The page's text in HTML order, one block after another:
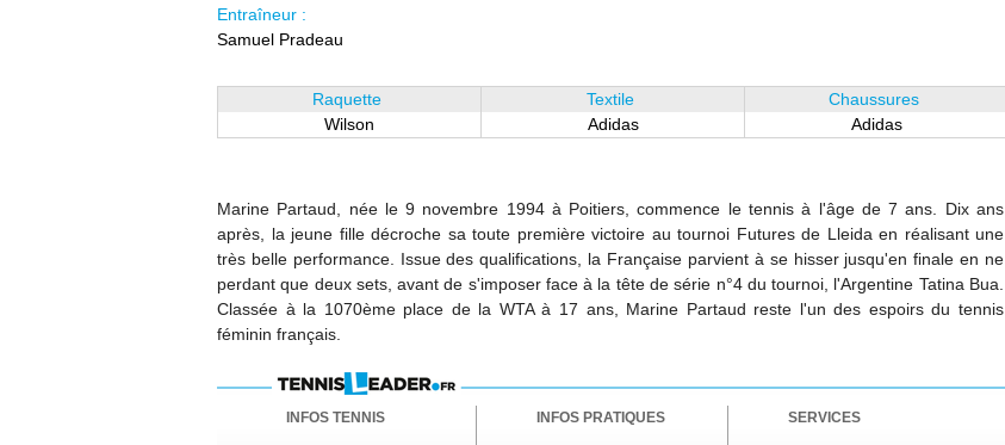
Entraîneur :
Samuel Pradeau
Raquette
Wilson
Textile
Adidas
Chaussures
Adidas
Marine Partaud, née le 9 novembre 1994 à Poitiers, commence le tennis à l'âge de 7 ans. Dix ans
après, la jeune fille décroche sa toute première victoire au tournoi Futures de Lleida en réalisant une
très belle performance. Issue des qualifications, la Française parvient à se hisser jusqu'en finale en ne
perdant que deux sets, avant de s'imposer face à la tête de série n°4 du tournoi, l'Argentine Tatina Bua.
Classée à la 1070ème place de la WTA à 17 ans, Marine Partaud reste l'un des espoirs du tennis
féminin français.
INFOS TENNIS INFOS PRATIQUES SERVICES